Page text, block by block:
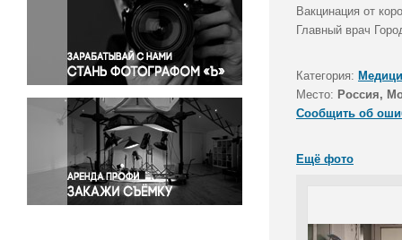
Политика
Правосудие
Происшествия и конфликты
Религия
Светская жизнь
Спорт
Экология
Экономика и бизнес
Вакцинация от
Главный врач
Категория:
Место: Россия,
Сообщить об
Ещё фото